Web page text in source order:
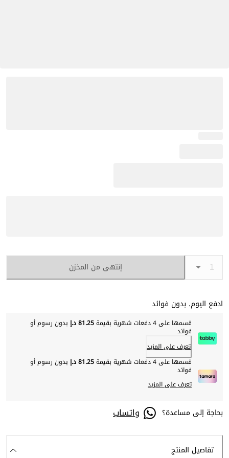
إنتهى من المخزن
ادفع اليوم. بدون فوائد
قسمها على 4 دفعات شهرية بقيمة 81.25 د.إ بدون رسوم أو
فوائد
تعرف على المزيد
قسمها على 4 دفعات شهرية بقيمة
81.25 د.إ بدون رسوم أو
فوائد
تعرف على المزيد
بحاجة إلى مساعدة؟ واتساب
تفاصيل المنتج